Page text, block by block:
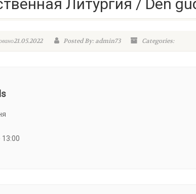
Литургия / Den
Posted By: admin73 Categories:
13:00